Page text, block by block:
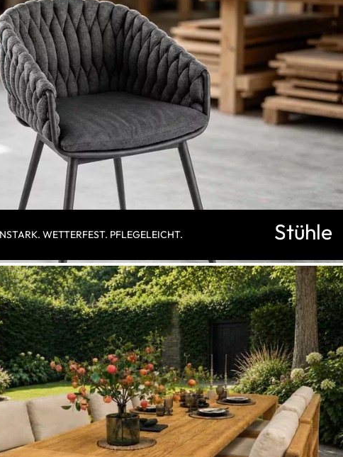
WETTERFEST. PFLEGELEICHT. Stühle